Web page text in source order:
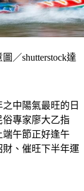
／shutterstock達
中陽氣最旺的日
專家廖大乙指
端午節正好逢午
、催旺下半年運